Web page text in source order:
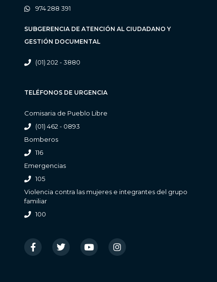
974 288 391
SUBGERENCIA DE ATENCIÓN AL CIUDADANO Y
GESTIÓN DOCUMENTAL
(01) 202 - 3880
TELÉFONOS DE URGENCIA
Comisaria de Pueblo Libre
(01) 462 - 0893
Bomberos
116
Emergencias
105
Violencia contra las mujeres e integrantes del grupo
familiar
100